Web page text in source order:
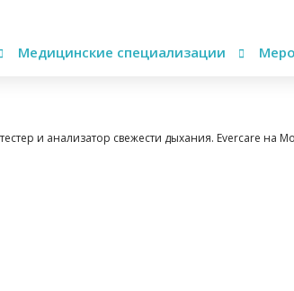
Медицинские специализации
и анализатор свежести дыхания. Evercare на